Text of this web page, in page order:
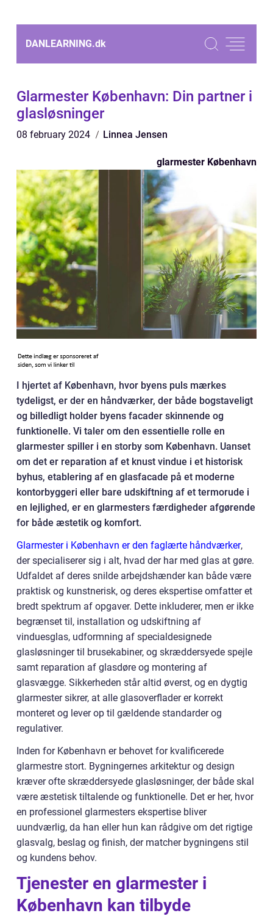
DANLEARNING.dk
Glarmester København: Din partner i
glasløsninger
08 february 2024 Linnea Jensen
glarmester København
I hjertet af København, hvor byens puls mærkes
tydeligst, er der en håndværker, der både bogstaveligt
og billedligt holder byens facader skinnende og
funktionelle. Vi taler om den essentielle rolle en
glarmester spiller i en storby som København. Uanset
om det er reparation af et knust vindue i et historisk
byhus, etablering af en glasfacade på et moderne
kontorbyggeri eller bare udskiftning af et termorude i
en lejlighed, er en glarmesters færdigheder afgørende
for både æstetik og komfort.
Glarmester i København er den faglærte håndværker,
der specialiserer sig i alt, hvad der har med glas at gøre.
Udfaldet af deres snilde arbejdshænder kan både være
praktisk og kunstnerisk, og deres ekspertise omfatter et
bredt spektrum af opgaver. Dette inkluderer, men er ikke
begrænset til, installation og udskiftning af
vinduesglas, udformning af specialdesignede
glasløsninger til brusekabiner, og skræddersyede spejle
samt reparation af glasdøre og montering af
glasvægge. Sikkerheden står altid øverst, og en dygtig
glarmester sikrer, at alle glasoverflader er korrekt
monteret og lever op til gældende standarder og
regulativer.
Inden for København er behovet for kvalificerede
glarmestre stort. Bygningernes arkitektur og design
kræver ofte skræddersyede glasløsninger, der både skal
være æstetisk tiltalende og funktionelle. Det er her, hvor
en professionel glarmesters ekspertise bliver
uundværlig, da han eller hun kan rådgive om det rigtige
glasvalg, beslag og finish, der matcher bygningens stil
og kundens behov.
Tjenester en glarmester i
København kan tilbyde